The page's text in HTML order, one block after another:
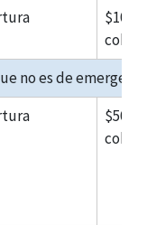
$100
no es de
$500